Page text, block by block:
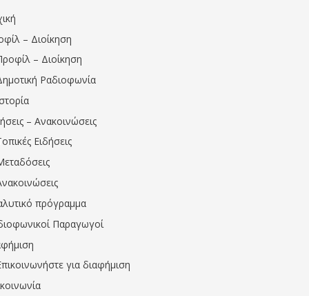
– Διοίκηση
– Διοίκηση
Ραδιοφωνία
– Ανακοινώσεις
Ειδήσεις
πρόγραμμα
Παραγωγοί
για διαφήμιση